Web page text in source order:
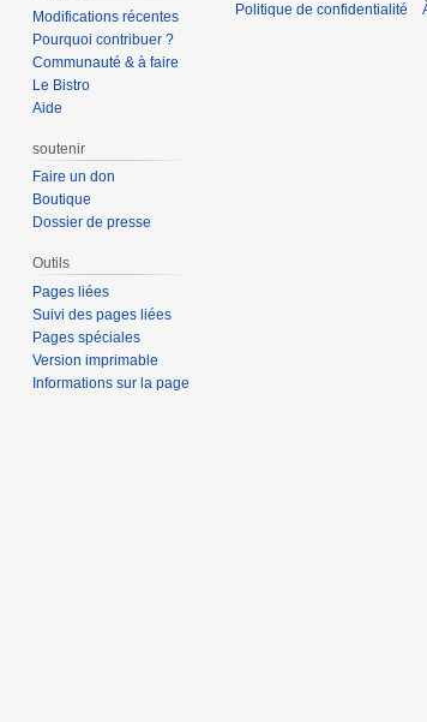
Modifications récentes
Pourquoi contribuer ?
Communauté & à faire
Le Bistro
Aide
soutenir
Faire un don
Boutique
Dossier de presse
Outils
Pages liées
Suivi des pages liées
Pages spéciales
Version imprimable
Informations sur la page
Politique de confidentialité